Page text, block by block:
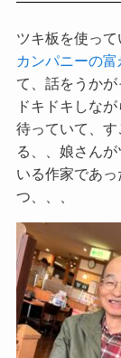
ツキ板を使っ
カンパニーの富
て、話をうかが
ドキドキしな
待っていて、
る、、娘さん
いる作家であ
つ、、、